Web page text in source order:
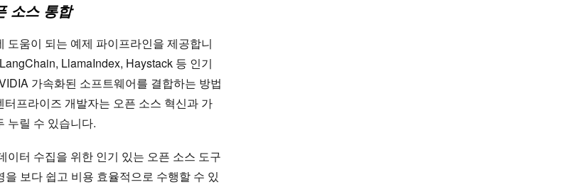
소스 통합
움이 되는 예제 파이프라인을 제공합니
LlamaIndex, Haystack 등 인기
가속화된 소프트웨어를 결합하는 방법
프라이즈 개발자는 오픈 소스 혁신과 가
누릴 수 있습니다.
터 수집을 위한 인기 있는 오픈 소스 도구
보다 쉽고 비용 효율적으로 수행할 수 있